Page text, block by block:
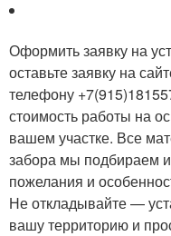
Оформить заявку на
оставьте заявку на
телефону
стоимость работы на
вашем участке. Все
забора мы подбираем
пожелания и
Не откладывайте —
вашу территорию и